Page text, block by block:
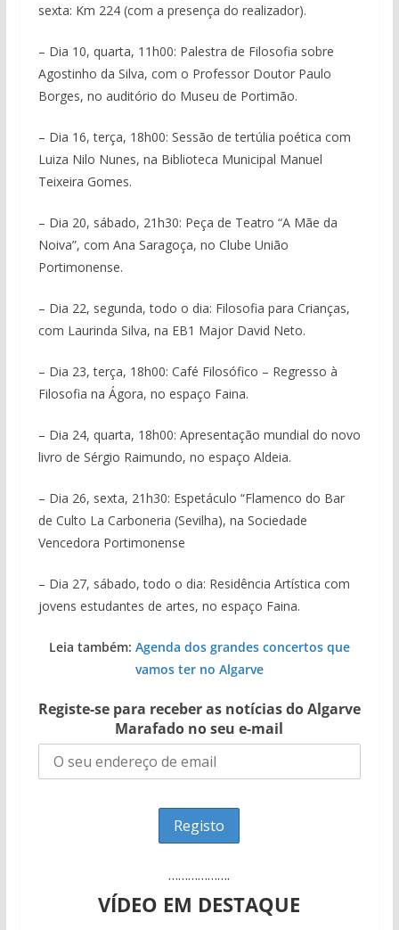
sexta: Km 224 (com a presença do realizador).
– Dia 10, quarta, 11h00: Palestra de Filosofia sobre
Agostinho da Silva, com o Professor Doutor Paulo
Borges, no auditório do Museu de Portimão.
– Dia 16, terça, 18h00: Sessão de tertúlia poética com
Luiza Nilo Nunes, na Biblioteca Municipal Manuel
Teixeira Gomes.
– Dia 20, sábado, 21h30: Peça de Teatro “A Mãe da
Noiva”, com Ana Saragoça, no Clube União
Portimonense.
– Dia 22, segunda, todo o dia: Filosofia para Crianças,
com Laurinda Silva, na EB1 Major David Neto.
– Dia 23, terça, 18h00: Café Filosófico – Regresso à
Filosofia na Ágora, no espaço Faina.
– Dia 24, quarta, 18h00: Apresentação mundial do novo
livro de Sérgio Raimundo, no espaço Aldeia.
– Dia 26, sexta, 21h30: Espetáculo “Flamenco do Bar
de Culto La Carboneria (Sevilha), na Sociedade
Vencedora Portimonense
– Dia 27, sábado, todo o dia: Residência Artística com
jovens estudantes de artes, no espaço Faina.
Leia também: Agenda dos grandes concertos que
vamos ter no Algarve
Registe-se para receber as notícias do Algarve
Marafado no seu e-mail
……………….
VÍDEO EM DESTAQUE